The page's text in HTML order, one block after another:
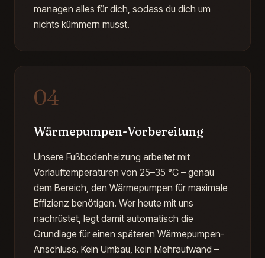
managen alles für dich, sodass du dich um
nichts kümmern musst.
04
Wärmepumpen-Vorbereitung
Unsere Fußbodenheizung arbeitet mit
Vorlauftemperaturen von 25–35 °C – genau
dem Bereich, den Wärmepumpen für maximale
Effizienz benötigen. Wer heute mit uns
nachrüstet, legt damit automatisch die
Grundlage für einen späteren Wärmepumpen-
Anschluss. Kein Umbau, kein Mehraufwand –